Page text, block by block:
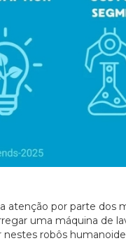
por parte dos
uma máquina de
robôs